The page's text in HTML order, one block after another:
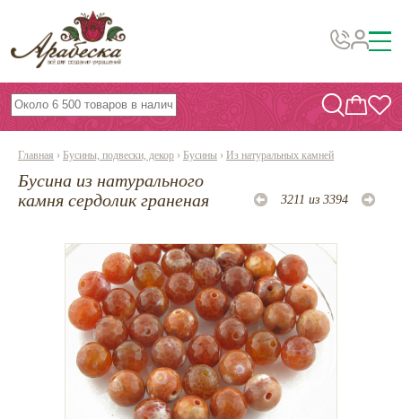
Бусины, подвески, декор
Бисер
Фурнитура
Инструменты и материалы
Эпоксидная смола
Шнуры, ленты, нитки
По темам и сезонам
Бисер TOHO
Главная › Бусины, подвески, декор › Бусины › Из натуральных камней
Бусина из натурального
камня сердолик граненая
3211 из 3394